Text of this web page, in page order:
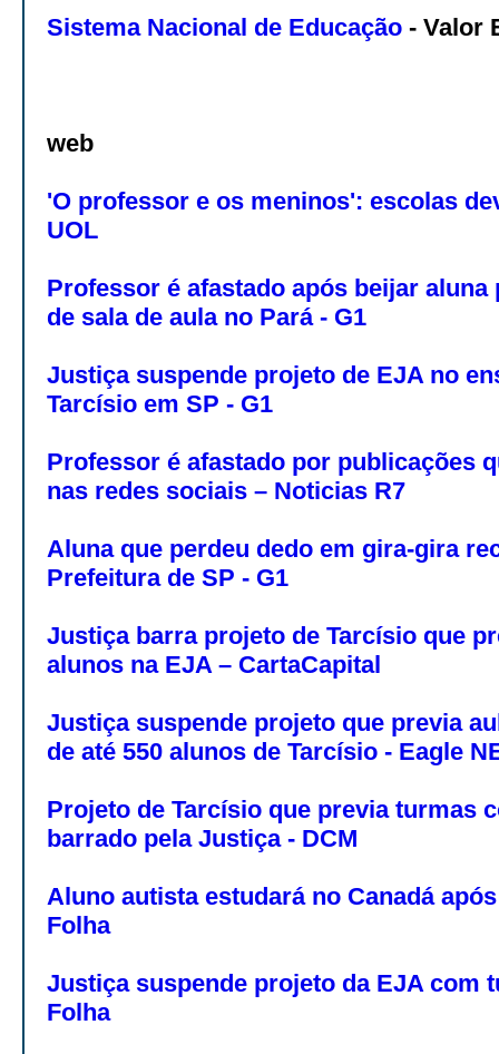
Sistema Nacional de Educação - Valor
web
'O professor e os meninos': escolas
UOL
Professor é afastado após beijar
de sala de aula no Pará - G1
Justiça suspende projeto de EJA no
Tarcísio em SP - G1
Professor é afastado por publicações
nas redes sociais – Noticias R7
Aluna que perdeu dedo em gira-gira
Prefeitura de SP - G1
Justiça barra projeto de Tarcísio que
alunos na EJA – CartaCapital
Justiça suspende projeto que previa
de até 550 alunos de Tarcísio - Eagle
Projeto de Tarcísio que previa turmas
barrado pela Justiça - DCM
Aluno autista estudará no Canadá
Folha
Justiça suspende projeto da EJA com
Folha